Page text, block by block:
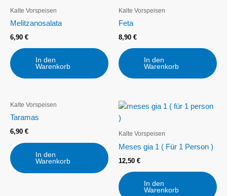
Kalte Vorspeisen
Melitzanosalata
6,90 €
In den
Warenkorb
Kalte Vorspeisen
Feta
8,90 €
In den
Warenkorb
Kalte Vorspeisen
Taramas
6,90 €
In den
Warenkorb
Kalte Vorspeisen
Meses gia 1 ( Für 1 Person )
12,50 €
In den
Warenkorb